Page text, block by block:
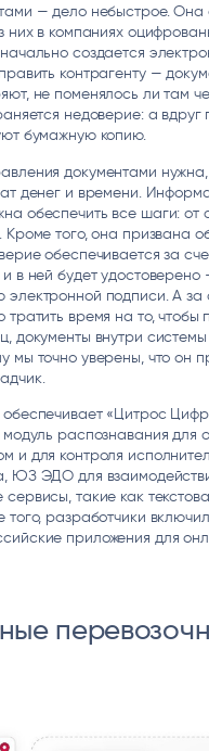
— дело небыстрое. Она
них в компаниях
создается
контрагенту —
не поменялось ли там
недоверие: а
бумажную копию.
документами
денег и времени.
обеспечить все шаги: от
Кроме того, она призвана
обеспечивается за
и в ней будет
подписи. А за
время на то,
документы внутри
мы точно уверены, что он
«Цитрос
модуль распознавания
и для контроля
ЮЗ ЭДО для
сервисы, такие как
того, разработчики
приложения для